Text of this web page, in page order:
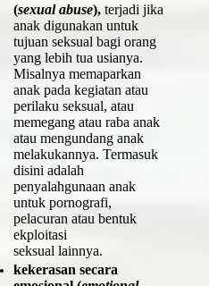
(sexual abuse), terjadi jika
anak digunakan untuk
tujuan seksual bagi orang
yang lebih tua usianya.
Misalnya memaparkan
anak pada kegiatan atau
perilaku seksual, atau
memegang atau raba anak
atau mengundang anak
melakukannya. Termasuk
disini adalah
penyalahgunaan anak
untuk pornografi,
pelacuran atau bentuk
ekploitasi
seksual lainnya.
kekerasan secara